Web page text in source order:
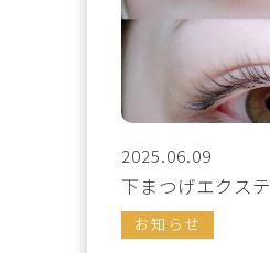
2025.06.09
下まつげエクステ
お知らせ